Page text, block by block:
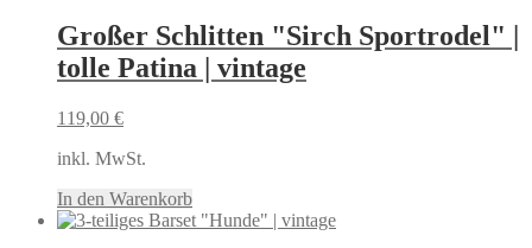
Großer Schlitten "Sirch Sportrodel" |
tolle Patina | vintage
119,00 €
inkl. MwSt.
In den Warenkorb